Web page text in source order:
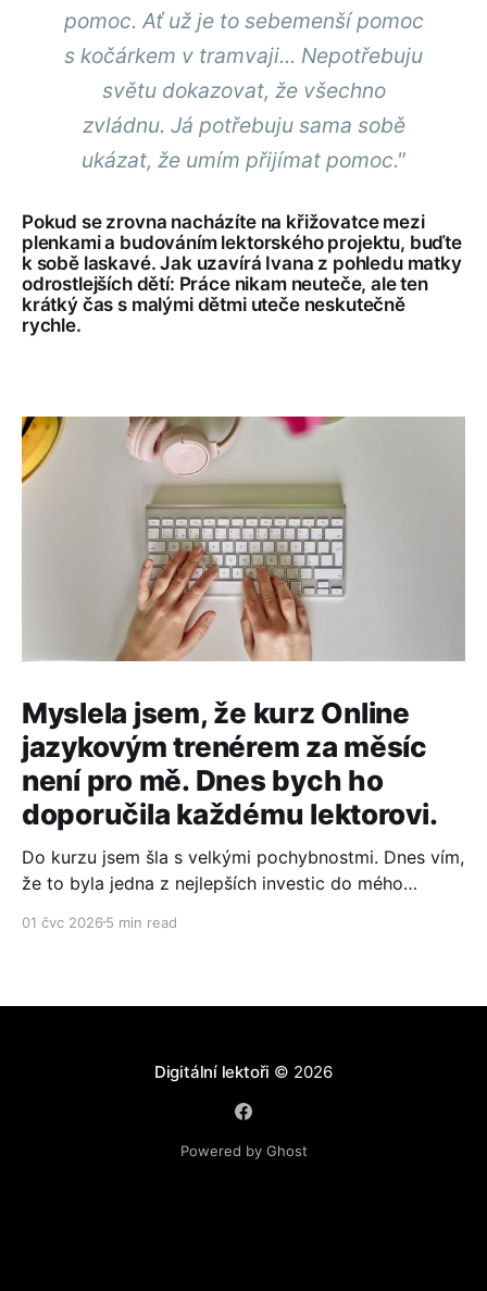
pomoc. Ať už je to sebemenší pomoc
s kočárkem v tramvaji... Nepotřebuju
světu dokazovat, že všechno
zvládnu. Já potřebuju sama sobě
ukázat, že umím přijímat pomoc."
Pokud se zrovna nacházíte na křižovatce mezi
plenkami a budováním lektorského projektu, buďte
k sobě laskavé. Jak uzavírá Ivana z pohledu matky
odrostlejších dětí: Práce nikam neuteče, ale ten
krátký čas s malými dětmi uteče neskutečně
rychle.
Myslela jsem, že kurz Online
jazykovým trenérem za měsíc
není pro mě. Dnes bych ho
doporučila každému lektorovi.
Do kurzu jsem šla s velkými pochybnostmi. Dnes vím,
že to byla jedna z nejlepších investic do mého
moje upřímná recenze.
01 čvc 2026 5 min read
Digitální lektoři © 2026
Powered by Ghost